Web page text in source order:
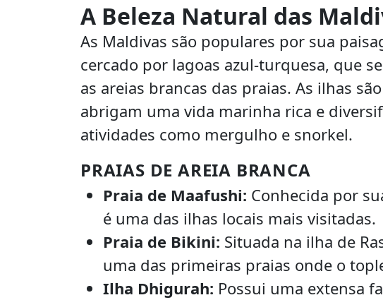
A Beleza Natural das
As Maldivas são populares por sua
cercado por lagoas azul-turquesa, que
as areias brancas das praias. As ilhas
abrigam uma vida marinha rica e
atividades como mergulho e snorkel.
PRAIAS DE AREIA BRANCA
Praia de Maafushi: Conhecida por
é uma das ilhas locais mais visitadas.
Praia de Bikini: Situada na ilha de
uma das primeiras praias onde o
Ilha Dhigurah: Possui uma extensa